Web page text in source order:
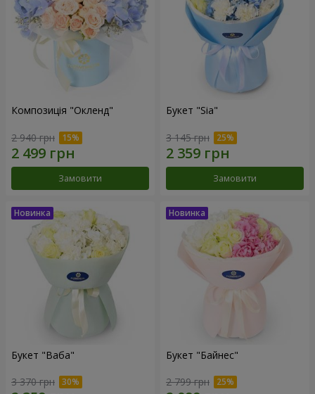
Композиція "Окленд"
2 940 грн
Замовити
Букет "Sia"
3 145 грн
Замовити
Букет "Ваба"
3 370 грн
Букет "Байнес"
2 799 грн